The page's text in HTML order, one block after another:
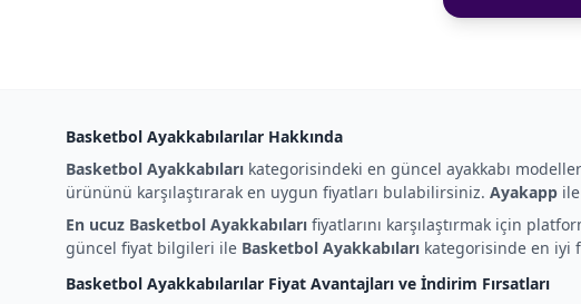
Basketbol Ayakkabılarılar Hakkında
Basketbol Ayakkabıları kategorisindeki en güncel ayakkabı
ürününü karşılaştırarak en uygun fiyatları bulabilirsiniz. Ayakapp
En ucuz Basketbol Ayakkabıları fiyatlarını karşılaştırmak için
güncel fiyat bilgileri ile Basketbol Ayakkabıları kategorisinde en iyi
Basketbol Ayakkabılarılar Fiyat Avantajları ve İndirim Fırsatları